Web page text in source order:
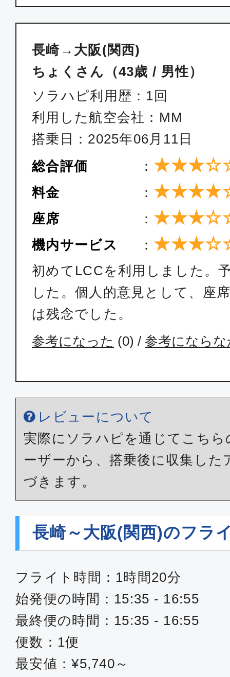
長崎→大阪(関西)
ちょくさん（43歳 / 男性）
ソラハピ利用歴：1回
利用した航空会社：MM
搭乗日：2025年06月11日
総合評価
：
料金 ：
座席 ：
機内サービス ：
初めてLCCを利用しました。
した。個人的意見として、座
は残念でした。
参考になった (0) / 参考になら
レビューについて
実際にソラハピを通じてこち
ーザーから、搭乗後に収集した
づきます。
長崎～大阪(関西)のフラ
フライト時間：1時間20分
始発便の時間：15:35 - 16:55
最終便の時間：15:35 - 16:55
便数：1便
最安値：¥5,740～